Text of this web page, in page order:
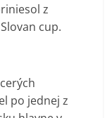
z
cup.
po jednej z